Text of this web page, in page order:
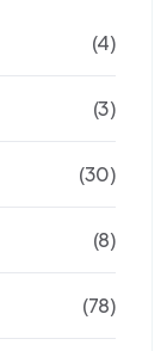
(4)
(3)
(30)
(8)
(78)